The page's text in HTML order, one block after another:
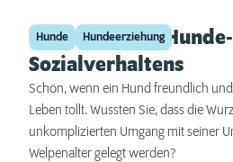
Hunde Hundeerziehung
Förderung des Hunde-
Sozialverhaltens
Schön, wenn ein Hund freundlich
Leben tollt. Wussten Sie, dass die
unkomplizierten Umgang mit seiner
Welpenalter gelegt werden?